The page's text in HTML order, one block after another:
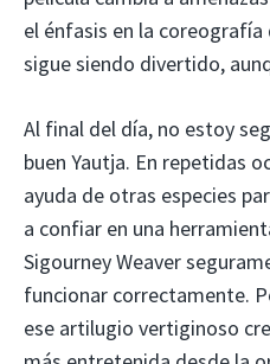
el énfasis en la coreografía
sigue siendo divertido,
Al final del día, no estoy
buen Yautja. En repetidas
ayuda de otras especies
a confiar en una
Sigourney Weaver
funcionar correctamente.
ese artilugio vertiginoso